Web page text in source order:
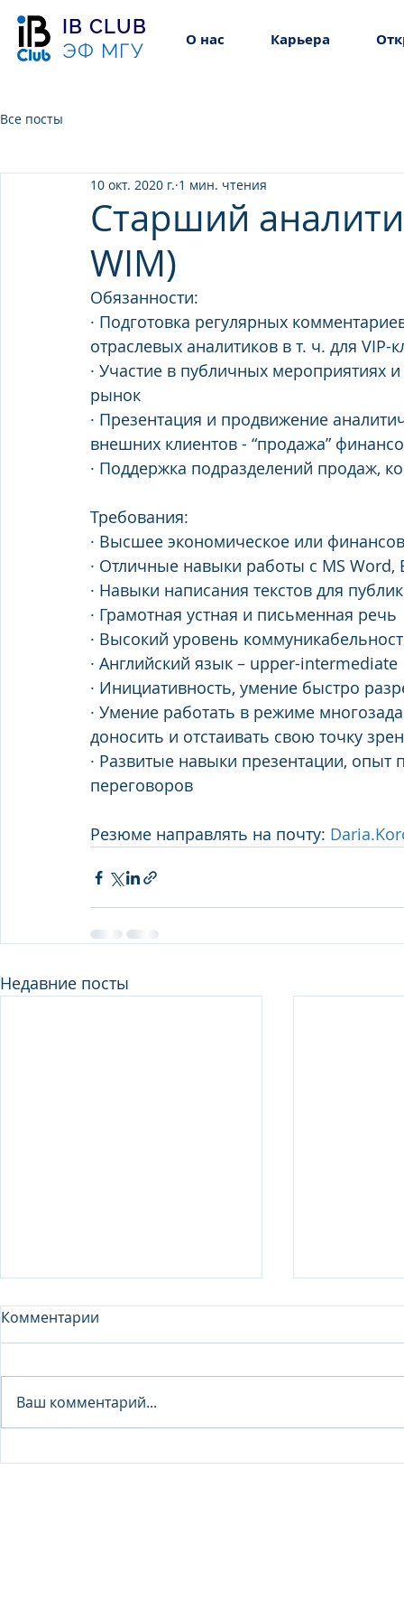
IB CLUB
ЭФ МГУ
О нас Карьера
Все посты
Старший
WIM)
10 окт. 2020 г. 1 мин. чтения
Обязанности:
· Подготовка регулярных
отраслевых аналитиков в т. ч. для VIP-
· Участие в публичных мероприятиях
рынок
· Презентация и продвижение
внешних клиентов - “продажа”
· Поддержка подразделений продаж,
Требования:
· Высшее экономическое или
· Отличные навыки работы с MS Word,
· Навыки написания текстов для
· Грамотная устная и письменная речь
· Высокий уровень
· Английский язык – upper-intermediate
· Инициативность, умение быстро
· Умение работать в режиме
доносить и отстаивать свою точку
· Развитые навыки презентации,
переговоров
Резюме направлять на почту:
Недавние посты
Junior Analyst / Analyst -
Комментарии
Ваш комментарий...